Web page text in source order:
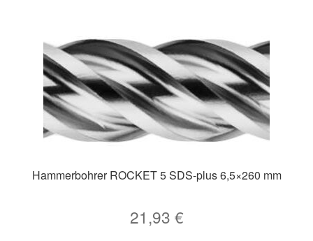
Hammerbohrer ROCKET 5 SDS-plus 6,5×260 mm
21,93 €